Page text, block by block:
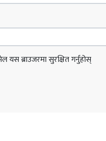
यस ब्राउजरमा सुरक्षित गर्नुहोस्